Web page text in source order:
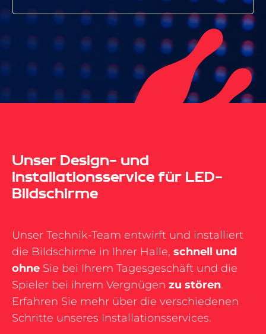
Unser Design- und
Installationsservice für LED-
Bildschirme
Unser Technik-Team entwirft und installiert
die Bildschirme in Ihrer Halle, schnell und
ohne Sie bei Ihrem Tagesgeschäft und die
Spieler bei ihrem Vergnügen zu stören.
Erfahren Sie mehr über die verschiedenen
Schritte unseres Installationsservices.